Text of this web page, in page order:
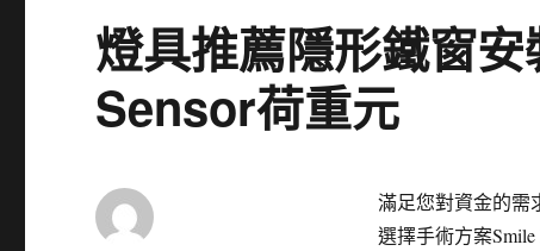
燈具推薦隱形鐵窗
Sensor荷重元
滿足您對資金的需
選擇手術方案